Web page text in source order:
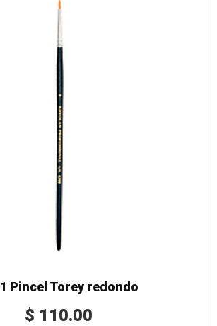
Pincel Torey redondo
$ 110.00